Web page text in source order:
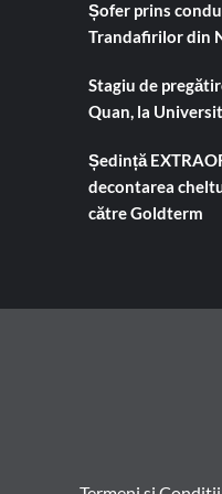
Șofer prins
Trandafirilor din
Stagiu de
Quan, la
Ședință
decontarea
către Goldterm